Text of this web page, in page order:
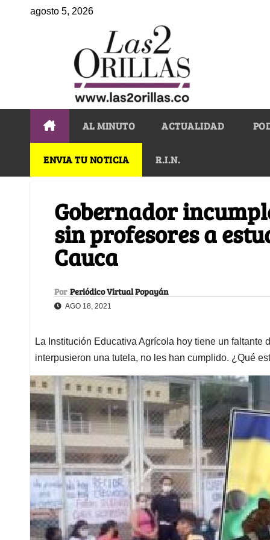
agosto 5, 2026
AL MINUTO ACTUALIDAD
ENVIA TU NOTICIA R.I.N.
Gobernador
sin profesores a
Cauca
Por Periódico Virtual Popayán
AGO 18, 2021
La Institución Educativa Agrícola hoy tiene un faltante
interpusieron una tutela, no les han cumplido. ¿Qué